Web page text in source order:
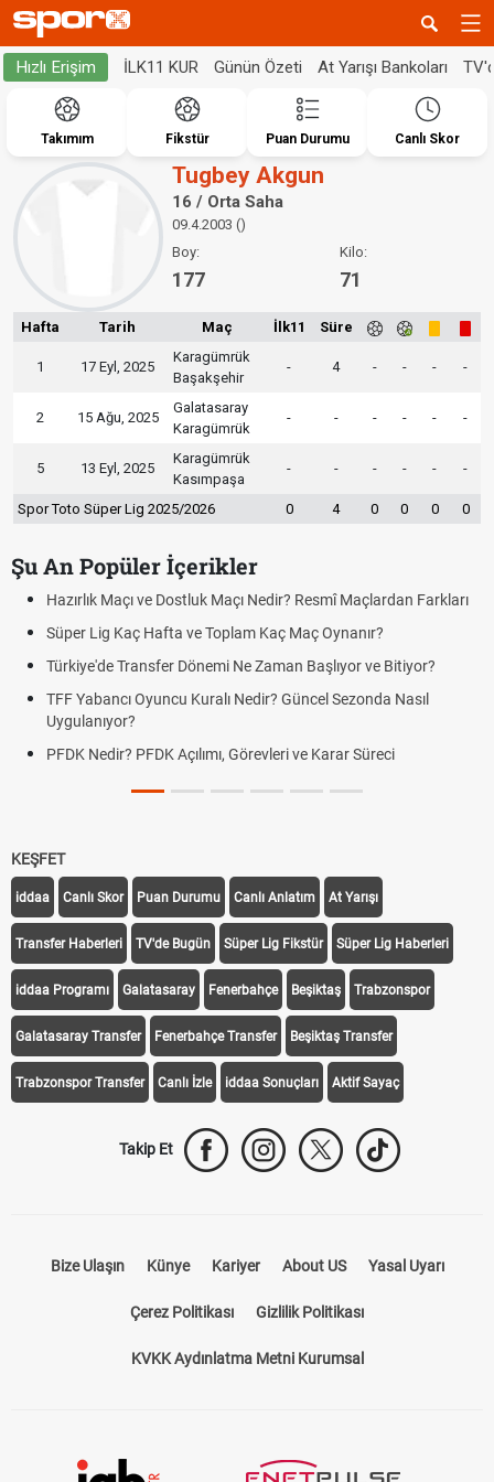
Hızlı Erişim İLK11 KUR Günün Özeti At Yarışı Bankoları
Takımım Fikstür Puan Durumu Canlı Skor
Tugbey Akgun
16 / Orta Saha
09.4.2003 ()
Boy:
177
Kilo:
71
Hafta Tarih Maç İlk11 Süre
1 17 Eyl, 2025
Karagümrük
Başakşehir
- 4 - - - -
2 15 Ağu, 2025
Galatasaray
Karagümrük
- - - - - -
5 13 Eyl, 2025
Karagümrük
Kasımpaşa
- - - - - -
Spor Toto Süper Lig 2025/2026 0 4 0 0 0 0
Şu An Popüler İçerikler
Hazırlık Maçı ve Dostluk Maçı Nedir? Resmî Maçlardan Farkları
Süper Lig Kaç Hafta ve Toplam Kaç Maç Oynanır?
Türkiye'de Transfer Dönemi Ne Zaman Başlıyor ve Bitiyor?
TFF Yabancı Oyuncu Kuralı Nedir? Güncel Sezonda Nasıl
Uygulanıyor?
PFDK Nedir? PFDK Açılımı, Görevleri ve Karar Süreci
KEŞFET
iddaa Canlı Skor Puan Durumu Canlı Anlatım At Yarışı
Transfer Haberleri TV'de Bugün Süper Lig Fikstür Süper Lig Haberleri
iddaa Programı Galatasaray Fenerbahçe Beşiktaş Trabzonspor
Galatasaray Transfer Fenerbahçe Transfer Beşiktaş Transfer
Trabzonspor Transfer Canlı İzle iddaa Sonuçları Aktif Sayaç
Takip Et
Bize Ulaşın Künye Kariyer About US Yasal Uyarı
Çerez Politikası Gizlilik Politikası
KVKK Aydınlatma Metni Kurumsal